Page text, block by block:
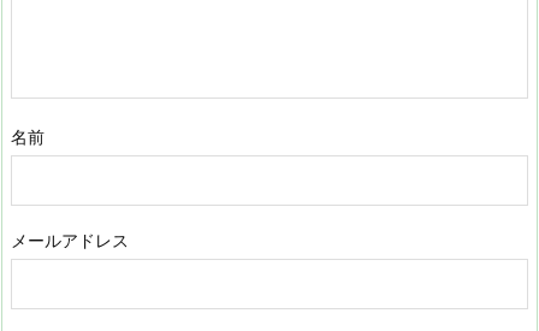
名前
メールアドレス